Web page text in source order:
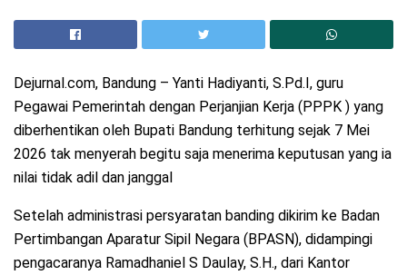
Dejurnal.com, Bandung – Yanti Hadiyanti, S.Pd.I, guru
Pegawai Pemerintah dengan Perjanjian Kerja (PPPK ) yang
diberhentikan oleh Bupati Bandung terhitung sejak 7 Mei
2026 tak menyerah begitu saja menerima keputusan yang ia
nilai tidak adil dan janggal
Setelah administrasi persyaratan banding dikirim ke Badan
Pertimbangan Aparatur Sipil Negara (BPASN), didampingi
pengacaranya Ramadhaniel S Daulay, S.H., dari Kantor